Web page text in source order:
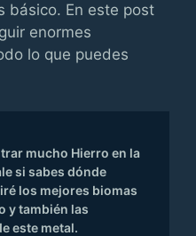
básico. En este post
enormes
lo que puedes
mucho Hierro en la
si sabes dónde
los mejores biomas
y también las
este metal.